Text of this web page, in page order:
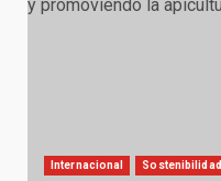
Internacional Sostenibilidad